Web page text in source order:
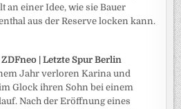
an einer Idee, wie sie Bauer
aus der Reserve locken kann.
ZDFneo | Letzte Spur Berlin
Jahr verloren Karina und
Glock ihren Sohn bei einem
Nach der Eröffnung eines